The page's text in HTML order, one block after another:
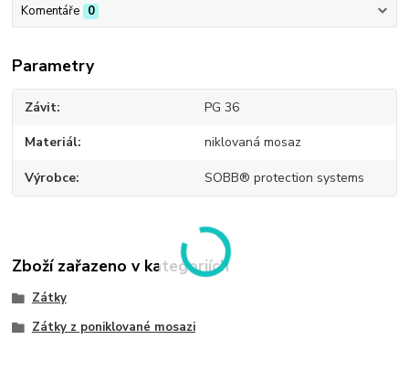
Komentáře 0
Parametry
Závit PG 36
Materiál niklovaná mosaz
Výrobce SOBB® protection systems
Zboží zařazeno v kategoriích
Zátky
Zátky z poniklované mosazi